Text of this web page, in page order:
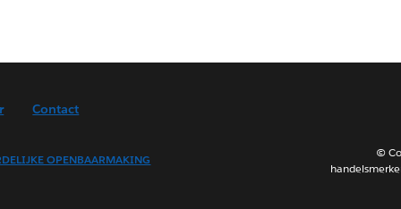
Contact
OPENBAARMAKING
©